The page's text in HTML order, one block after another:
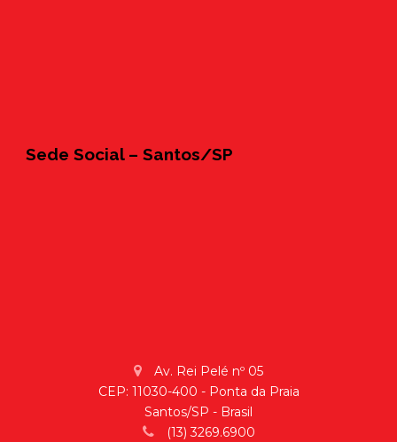
Sede Social – Santos/SP
Av. Rei Pelé nº 05
CEP: 11030-400 - Ponta da Praia
Santos/SP - Brasil
(13) 3269.6900